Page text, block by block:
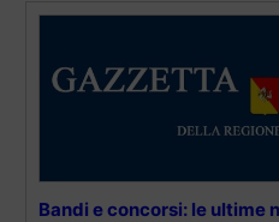
Bandi e concorsi: le ultime